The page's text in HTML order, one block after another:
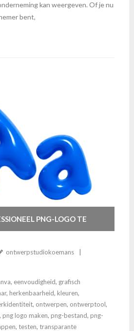
kan weergeven. Of je nu
bent,
PNG-LOGO TE
STAPPEN VOOR
ontwerpstudiokoemans
, eenvoudigheid, grafisch
, herkenbaarheid, kleuren,
, ontwerpen, ontwerptool,
, png logo maken, png-bestand, png-
, testen, transparante